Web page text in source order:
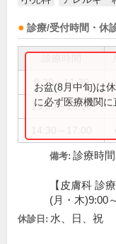
診療/受付時間・休
8:30～11:30
13:30～16:00
お盆(8月中旬)は
に必ず医療機関に
備考: 診療時
【皮膚科 診
(月・木)9:00
休診日: 水、日、祝